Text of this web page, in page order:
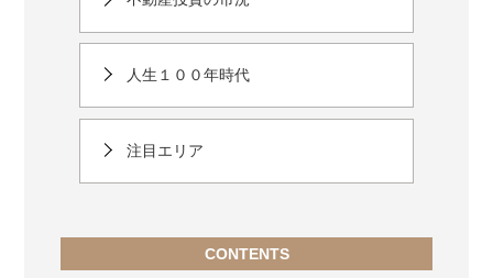
人生１００年時代
注目エリア
CONTENTS